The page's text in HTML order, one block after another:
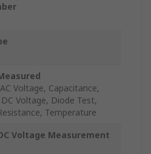
Voltage, Capacitance,
Voltage, Diode Test,
Temperature
Voltage Measurement